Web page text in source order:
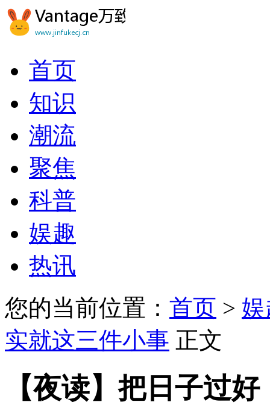
首页
知识
潮流
聚焦
科普
娱趣
热讯
您的当前位置： 首页 >
实就这三件小事 正文
【夜读】把日子过